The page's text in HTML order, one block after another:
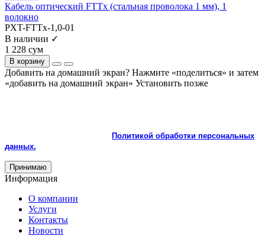
Кабель оптический FTTx (стальная проволока 1 мм), 1
волокно
PXT-FTTx-1,0-01
В наличии ✓
1 228 сум
В корзину
Добавить на домашний экран? Нажмите «поделиться» и затем
«добавить на домашний экран» Установить позже
Политикой обработки персональных
данных.
Принимаю
Информация
О компании
Услуги
Контакты
Новости